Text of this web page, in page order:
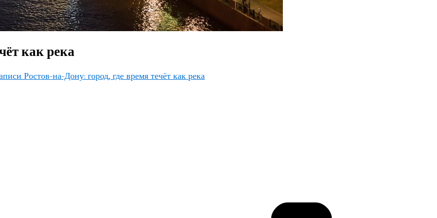
как река
Ростов-на-Дону: город, где время течёт как река